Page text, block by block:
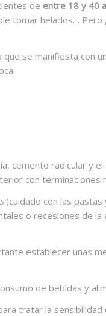
de entre 18 y 40
tomar helados… Pero
se manifiesta con
cemento radicular y
con
(cuidado con las pastas
o recesiones de
establecer unas
de bebidas y
tratar la sensibilidad